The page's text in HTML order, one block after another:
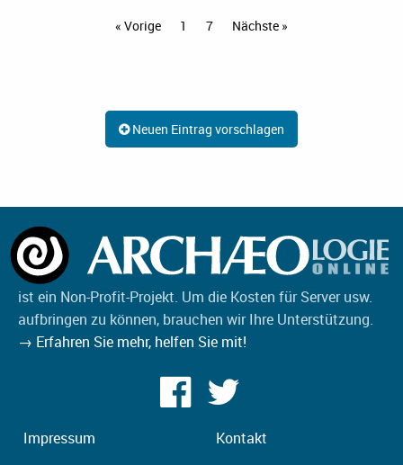
« Vorige 1 7 Nächste »
Neuen Eintrag vorschlagen
ist ein Non-Profit-Projekt. Um die Kosten für Server usw.
aufbringen zu können, brauchen wir Ihre Unterstützung.
→ Erfahren Sie mehr, helfen Sie mit!
Impressum Kontakt